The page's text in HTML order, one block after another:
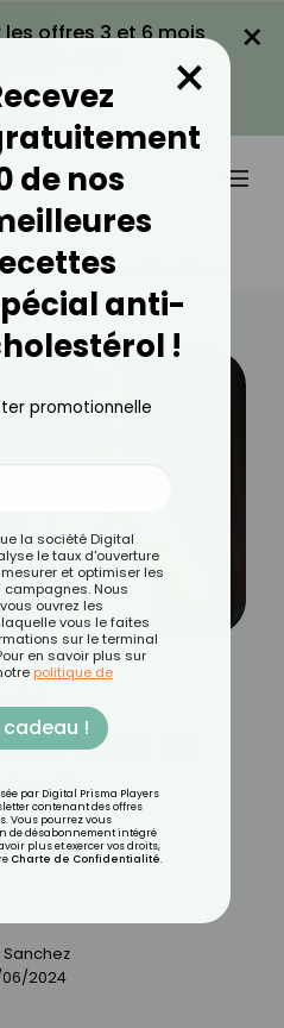
les offres 3 et 6 mois
LA PROMO
×
Taux De Cholestérol Élevé
taux de
2024
de nos
anti-
!
×
promotionnelle
la société Digital
le taux d'ouverture
et optimiser les
Nous
ouvrez les
vous le faites
sur le terminal
en savoir plus sur
politique de
!
par Digital Prisma Players
contenant des offres
Vous pourrez vous
de désabonnement intégré
plus et exercer vos droits,
Charte de Confidentialité.